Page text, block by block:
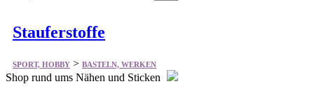
Stauferstoffe
SPORT, HOBBY > BASTELN, WERKEN
Shop rund ums Nähen und Sticken